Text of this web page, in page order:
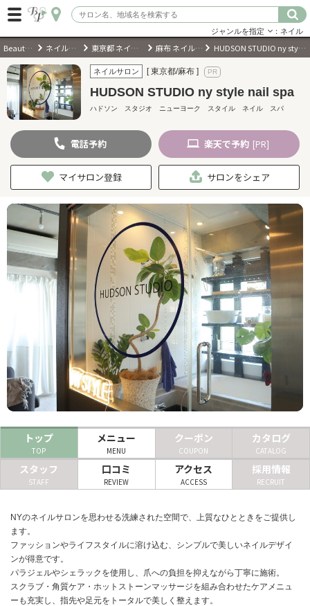
ログイン
会員登録（無料）
キーワード検索
ジャンルを選択
キーワードで検索
近くのサロンを探す
現在地から探す
ネイルサロン
まつげサロン
リラクゼーションサロン
美容クリニック
ヘアカタログ
ネイルカタログ
メンズカタログ
ジャンルを指定 ：ネイル
BeautyPark ネイルサロン 東京都 ネイルサロン 麻布 ネイルサロン HUDSON STUDIO ny style nail spa
ネイルサロン [ 東京都/麻布 ]
HUDSON STUDIO ny style nail spa
ハドソン スタジオ ニューヨーク スタイル ネイル スパ
電話予約 楽天で予約 [PR]
マイサロン登録 サロンをシェア
トップ
TOP
メニュー
MENU
クーポン
COUPON
カタログ
CATALOG
スタッフ
STAFF
口コミ
REVIEW
アクセス
ACCESS
採用情報
RECRUIT
NYのネイルサロンを思わせる洗練された空間で、上質なひとときをご提供し
ます。
ファッションやライフスタイルに溶け込む、シンプルで美しいネイルデザイ
ンが得意です。
パラジェルやシェラックを使用し、爪への負担を抑えながら丁寧に施術。
スクラブ・角質ケア・ホットストーンマッサージを組み合わせたケアメニュ
ーも充実し、指先や足元をトータルで美しく整えます。